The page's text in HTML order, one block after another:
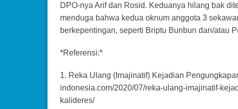
DPO-nya Arif dan Rosid. Keduanya hilang bak
menduga bahwa kedua oknum anggota 3
berkepentingan, seperti Briptu Bunbun dan/atau
*Referensi:*
1. Reka Ulang (Imajinatif) Kejadian
indonesia.com/2020/07/reka-ulang-imajinatif-
kalideres/